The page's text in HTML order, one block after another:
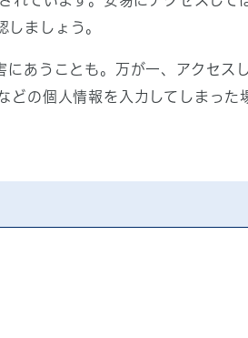
ましょう。
あうことも。万が一、アクセス
どの個人情報を入力してしまった